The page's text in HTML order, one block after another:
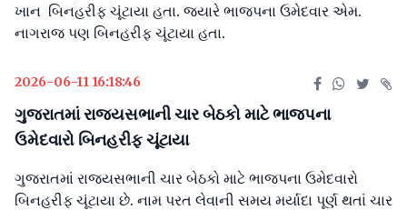
ખાન બિનહરીફ ચૂંટાયા હતા. જ્યારે ભાજપના ઉમેદવાર એમ.
નાગરાજ પણ બિનહરીફ ચૂંટાયા હતા.
2026-06-11 16:18:46
ગુજરાતમાં રાજયસભાની ચાર બેઠકો માટે ભાજપના
ઉમેદવારો બિનહરીફ ચૂંટાયા
ગુજરાતમાં રાજયસભાની ચાર બેઠકો માટે ભાજપના ઉમેદવારો
બિનહરીફ ચૂંટાયા છે. નામ પરત લેવાની સમય મર્યાદા પૂર્ણ થતાં ચાર